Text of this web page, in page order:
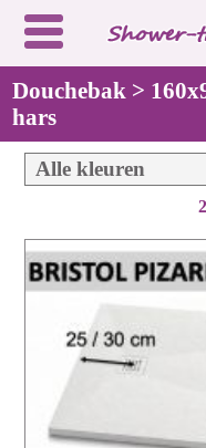
Douchebak >
hars